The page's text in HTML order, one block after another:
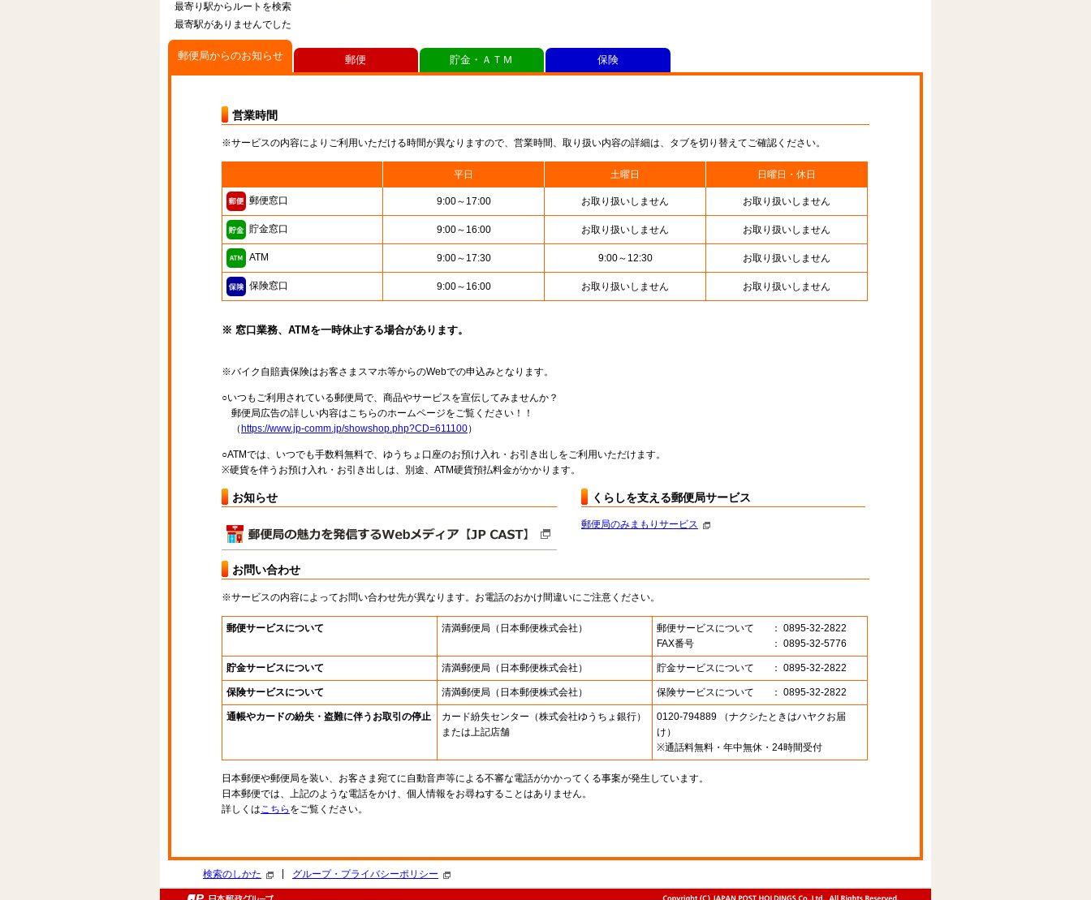
最寄り駅からルートを検索
最寄駅がありませんでした
郵便局からのお知らせ
営業時間
※サービスの内容によりご利用いただける時間が異なりますので、営業時間、取り扱い内容の詳細は、タブを切り替えてご確認ください。
平日 土曜日 日曜日・休日
郵便窓口 9:00～17:00 お取り扱いしません お取り扱いしません
貯金窓口 9:00～16:00 お取り扱いしません お取り扱いしません
ATM 9:00～17:30 9:00～12:30 お取り扱いしません
保険窓口 9:00～16:00 お取り扱いしません お取り扱いしません
※ 窓口業務、ATMを一時休止する場合があります。
※バイク自賠責保険はお客さまスマホ等からのWebでの申込みとなります。
○いつもご利用されている郵便局で、商品やサービスを宣伝してみませんか？
郵便局広告の詳しい内容はこちらのホームページをご覧ください！！
（ https://www.jp-comm.jp/showshop.php?CD=611100）
○ATMでは、いつでも手数料無料で、ゆうちょ口座のお預け入れ・お引き出しをご利用いただけます。
※硬貨を伴うお預け入れ・お引き出しは、別途、ATM硬貨預払料金がかかります。
お知らせ くらしを支える郵便局サービス
郵便局のみまもりサービス
お問い合わせ
※サービスの内容によってお問い合わせ先が異なります。お電話のおかけ間違いにご注意ください。
郵便サービスについて 清満郵便局 （日本郵便株式会社） 郵便サービスについて
： 0895-32-2822
FAX番号
： 0895-32-5776
貯金サービスについて 清満郵便局 （日本郵便株式会社） 貯金サービスについて ： 0895-32-2822
保険サービスについて 清満郵便局 （日本郵便株式会社） 保険サービスについて ： 0895-32-2822
通帳やカードの紛失・盗難に伴うお取引の停止 カード紛失センター （株式会社ゆうちょ銀行）
または上記店舗
0120-794889 （ナクシたときはハヤクお届
け）
※通話料無料・年中無休・24時間受付
日本郵便や郵便局を装い、お客さま宛てに自動音声等による不審な電話がかかってくる事案が発生しています。
日本郵便では、上記のような電話をかけ、個人情報をお尋ねすることはありません。
詳しくはこちら をご覧ください。
郵便 貯金・ＡＴＭ 保険
検索のしかた グループ・プライバシーポリシー